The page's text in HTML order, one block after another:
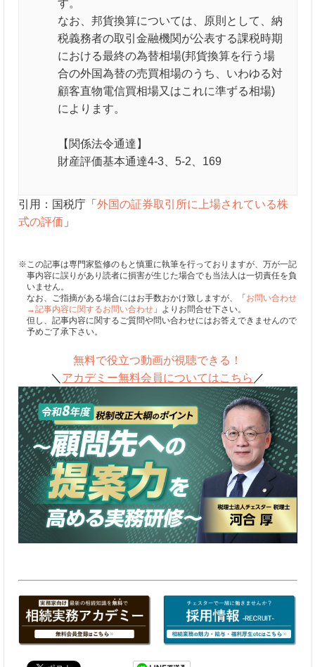
す。
なお、邦貨換算については、原則として、納
税義務者の取引金融機関が公表する課税時期
における最終の為替相場(邦貨換算を行う場
合の外国為替の売買相場のうち、いわゆる対
顧客直物電信買相場又はこれに準ずる相場)
によります。
【関係法令通達】
財産評価基本通達4-3、5-2、169
引用：国税庁「 外国の証券取引所に上場されている株
式の評価 」
※この記事は専門家監修のもと慎重に執筆を行っておりますが、万が一記
事内容に誤りがあり読者に損害が生じた場合でも当法人は一切責任を負
いません。
なお、ご指摘がある場合にはお手数おかけ致しますが、「 お問い合わせ
→記事内容に関するお問い合わせ」よりお問合せ下さい。
但し、記事内容に関するご質問や問い合わせにはお答えできませんので
予めご了承下さい。
無料で役立つ動画が視聴できる！
＼ アカデミー無料会員についてはこちら ／